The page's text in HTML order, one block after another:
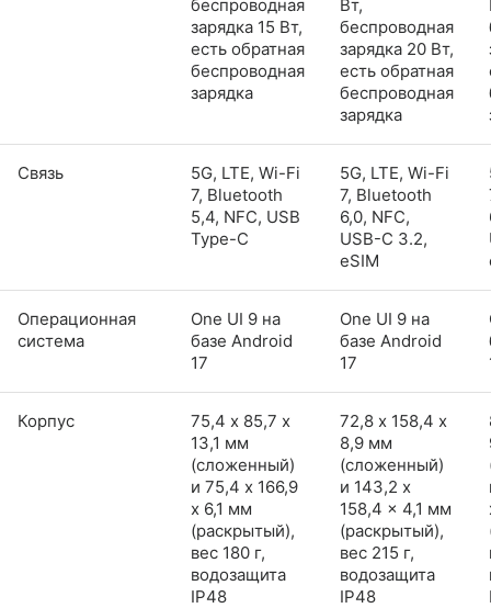
беспроводная
зарядка 15 Вт,
есть обратная
беспроводная
зарядка
Вт,
беспроводная
зарядка 20 Вт,
есть обратная
беспроводная
зарядка
Связь
5G, LTE, Wi-Fi
7, Bluetooth
5,4, NFC, USB
Type-C
5G, LTE, Wi-Fi
7, Bluetooth
6,0, NFC,
USB-C 3.2,
eSIM
Операционная
система
One UI 9 на
базе Android
17
One UI 9 на
базе Android
17
Корпус
75,4 х 85,7 х
13,1 мм
(сложенный)
и 75,4 x 166,9
x 6,1 мм
(раскрытый),
вес 180 г,
водозащита
IP48
72,8 х 158,4 х
8,9 мм
(сложенный)
и 143,2 x
158,4 x 4,1 мм
(раскрытый),
вес 215 г,
водозащита
IP48